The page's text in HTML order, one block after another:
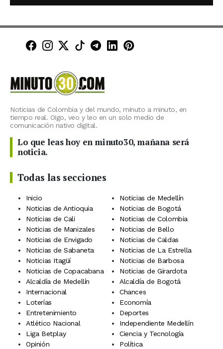
Minuto30 en Facebook
Minuto30 en Instagram
Minuto30 en X (Twitter)
Minuto30 en TikTok
Canal de Minuto30 en
Minuto30 en LinkedIn
Minuto30 en
Noticias de Colombia y del mundo, minuto a minuto, en
tiempo real. Oigo, veo y leo en un solo medio de
comunicación nativo digital.
Lo que leas hoy en minuto30, mañana será
noticia.
Todas las secciones
Inicio
Noticias de Medellín
Noticias de Antioquia
Noticias de Bogotá
Noticias de Cali
Noticias de Colombia
Noticias de Manizales
Noticias de Bello
Noticias de Envigado
Noticias de Caldas
Noticias de Sabaneta
Noticias de La Estrella
Noticias Itagüí
Noticias de Barbosa
Noticias de Copacabana
Noticias de Girardota
Alcaldía de Medellín
Alcaldía de Bogotá
Internacional
Chances
Loterías
Economía
Entretenimiento
Deportes
Atlético Nacional
Independiente Medellín
Liga Betplay
Ciencia y Tecnología
Opinión
Política